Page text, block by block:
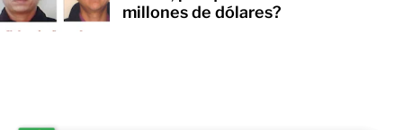
millones de dólares?